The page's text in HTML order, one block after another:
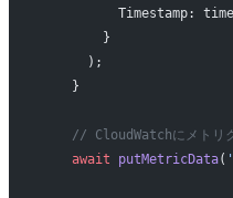
Timestamp:
        }
      );
    }
// CloudWatchにメトリ
    await
putMetricData(